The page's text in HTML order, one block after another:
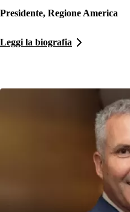
Presidente, Regione America
Leggi la biografia